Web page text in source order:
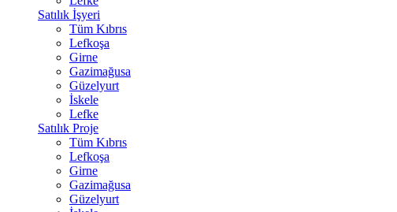
Satılık İşyeri
Tüm Kıbrıs
Lefkoşa
Girne
Gazimağusa
Güzelyurt
İskele
Lefke
Satılık Proje
Tüm Kıbrıs
Lefkoşa
Girne
Gazimağusa
Güzelyurt